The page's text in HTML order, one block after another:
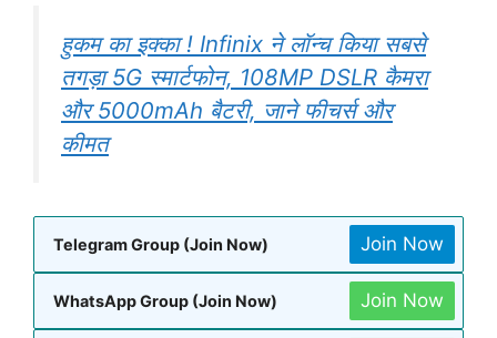
हुकम का इक्का ! Infinix ने लॉन्च किया सबसे
तगड़ा 5G स्मार्टफोन, 108MP DSLR कैमरा
और 5000mAh बैटरी, जाने फीचर्स और
कीमत
Telegram Group (Join Now) Join Now
WhatsApp Group (Join Now) Join Now